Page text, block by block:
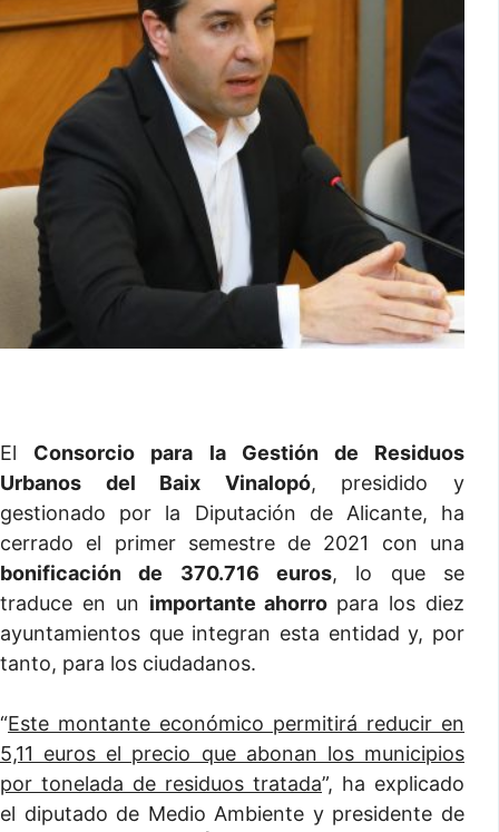
El Consorcio para la Gestión de Residuos
Urbanos del Baix Vinalopó, presidido y
gestionado por la Diputación de Alicante, ha
cerrado el primer semestre de 2021 con una
bonificación de 370.716 euros, lo que se
traduce en un importante ahorro para los diez
ayuntamientos que integran esta entidad y, por
tanto, para los ciudadanos.
“Este montante económico permitirá reducir en
5,11 euros el precio que abonan los municipios
por tonelada de residuos tratada”, ha explicado
el diputado de Medio Ambiente y presidente de